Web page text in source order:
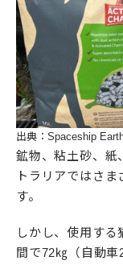
出典：Spaceship
鉱物、粘土砂、紙
トラリアではさ
す。
しかし、使用す
間で72㎏（自動